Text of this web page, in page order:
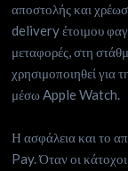
αποστολής και
delivery έτοιμου
μεταφορές, στη
χρησιμοποιηθεί
μέσω Apple Watch.
Η ασφάλεια και το
Pay. Όταν οι